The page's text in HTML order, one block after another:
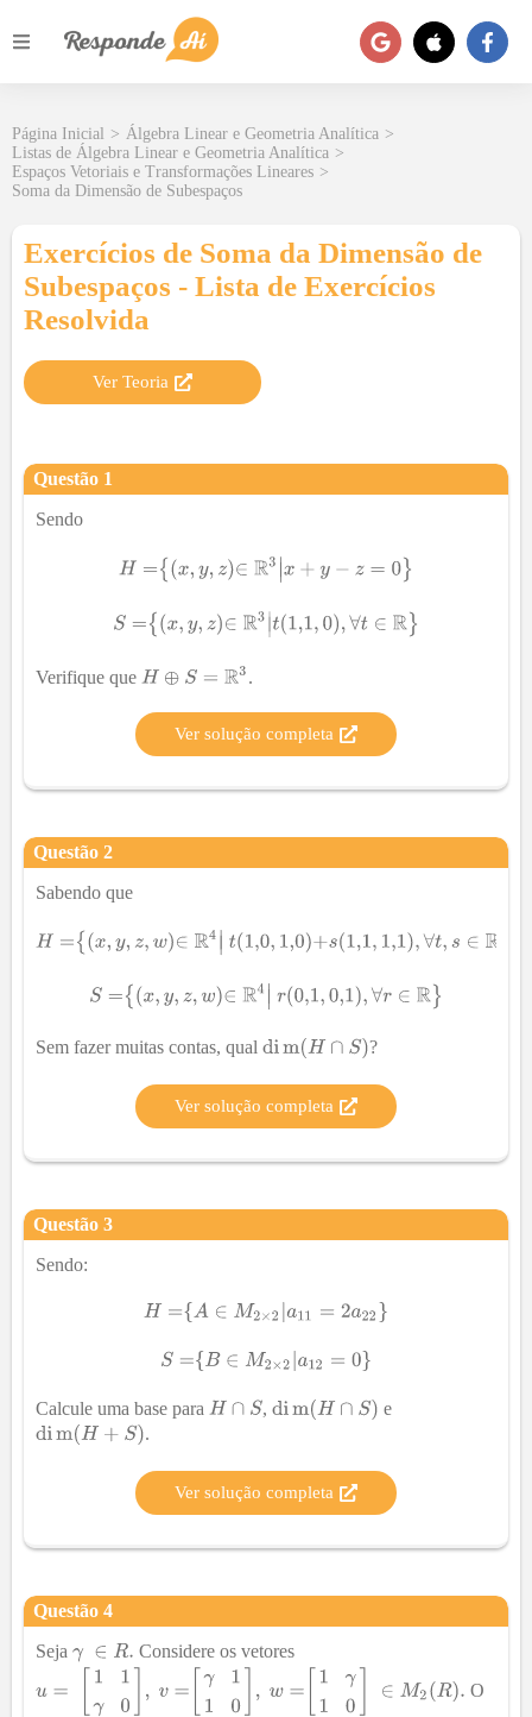
Página Inicial > Álgebra Linear e Geometria Analítica >
Listas de Álgebra Linear e Geometria Analítica >
Espaços Vetoriais e Transformações Lineares >
Soma da Dimensão de Subespaços
Exercícios de Soma da Dimensão de
Subespaços - Lista de Exercícios
Resolvida
Ver Teoria
Questão 1
Sendo
Verifique que .
Ver solução completa
Questão 2
Sabendo que
Sem fazer muitas contas, qual ?
Ver solução completa
Questão 3
Sendo:
Calcule uma base para ,
e
.
Ver solução completa
Questão 4
Seja
Considere os vetores
O